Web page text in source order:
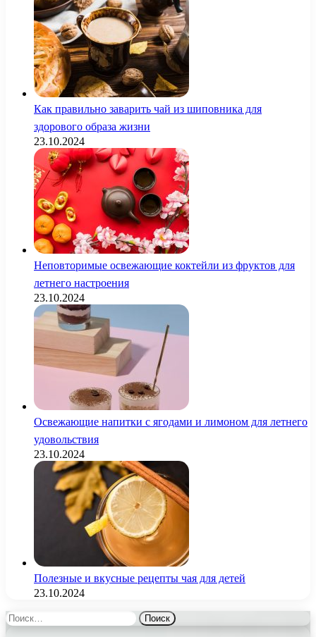
Как правильно заварить чай из шиповника для
здорового образа жизни
23.10.2024
Неповторимые освежающие коктейли из фруктов для
летнего настроения
23.10.2024
Освежающие напитки с ягодами и лимоном для летнего
удовольствия
23.10.2024
Полезные и вкусные рецепты чая для детей
23.10.2024
Найти: